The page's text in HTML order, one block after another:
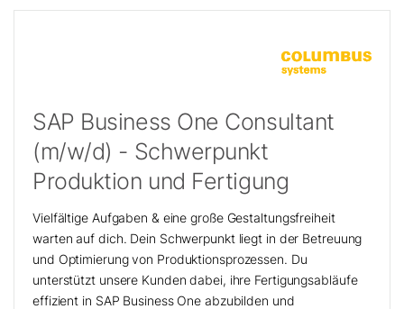
SAP Business One Consultant
(m/w/d) - Schwerpunkt
Produktion und Fertigung
Vielfältige Aufgaben & eine große Gestaltungsfreiheit
warten auf dich. Dein Schwerpunkt liegt in der Betreuung
und Optimierung von Produktionsprozessen. Du
unterstützt unsere Kunden dabei, ihre Fertigungsabläufe
effizient in SAP Business One abzubilden und